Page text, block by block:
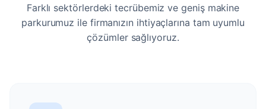
Farklı sektörlerdeki tecrübemiz ve geniş makine
parkurumuz ile firmanızın ihtiyaçlarına tam uyumlu
çözümler sağlıyoruz.